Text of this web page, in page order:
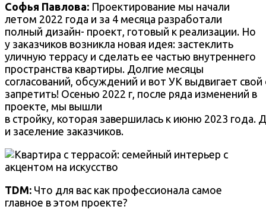
Софья Павлова: Проектирование мы начали
летом 2022 года и за 4 месяца разработали
полный дизайн- проект, готовый к реализации. Но
у заказчиков возникла новая идея: застеклить
уличную террасу и сделать ее частью внутреннего
пространства квартиры. Долгие месяцы
согласований, обсуждений и вот УК выдвигает
запретить! Осенью 2022 г, после ряда изменений в
проекте, мы вышли
в стройку, которая завершилась к июню 2023 года.
и заселение заказчиков.
TDM: Что для вас как профессионала самое
главное в этом проекте?